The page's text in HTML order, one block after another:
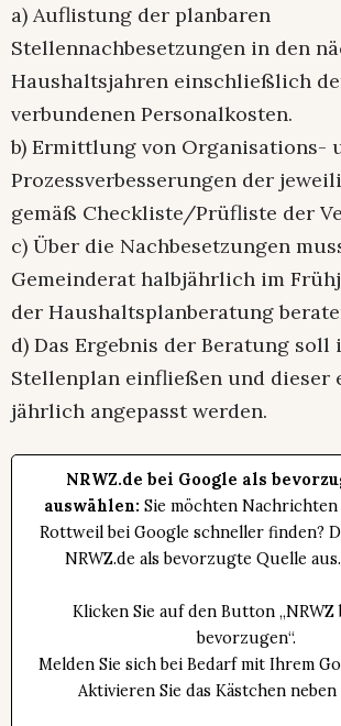
a) Auflistung der planbaren
Stellennachbesetzungen in den
Haushaltsjahren einschließlich
verbundenen Personalkosten.
b) Ermittlung von Organisations-
Prozessverbesserungen der
gemäß Checkliste/Prüfliste der
c) Über die Nachbesetzungen
Gemeinderat halbjährlich im
der Haushaltsplanberatung
d) Das Ergebnis der Beratung soll
Stellenplan einfließen und dieser
jährlich angepasst werden.
NRWZ.de bei Google als
auswählen: Sie möchten Nachrichten
Rottweil bei Google schneller finden?
NRWZ.de als bevorzugte Quelle
Klicken Sie auf den Button „NRWZ
bevorzugen“.
Melden Sie sich bei Bedarf mit Ihrem
Aktivieren Sie das Kästchen neben